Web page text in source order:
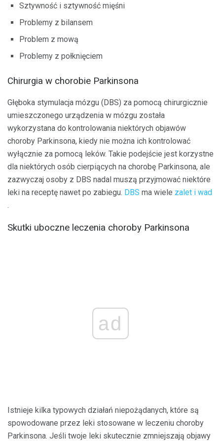
Sztywność i sztywność mięśni
Problemy z bilansem
Problem z mową
Problemy z połknięciem
Chirurgia w chorobie Parkinsona
Głęboka stymulacja mózgu (DBS) za pomocą chirurgicznie
umieszczonego urządzenia w mózgu została
wykorzystana do kontrolowania niektórych objawów
choroby Parkinsona, kiedy nie można ich kontrolować
wyłącznie za pomocą leków. Takie podejście jest korzystne
dla niektórych osób cierpiących na chorobę Parkinsona, ale
zazwyczaj osoby z DBS nadal muszą przyjmować niektóre
leki na receptę nawet po zabiegu. DBS ma wiele zalet i wad
.
Skutki uboczne leczenia choroby Parkinsona
ad
Istnieje kilka typowych działań niepożądanych, które są
spowodowane przez leki stosowane w leczeniu choroby
Parkinsona. Jeśli twoje leki skutecznie zmniejszają objawy